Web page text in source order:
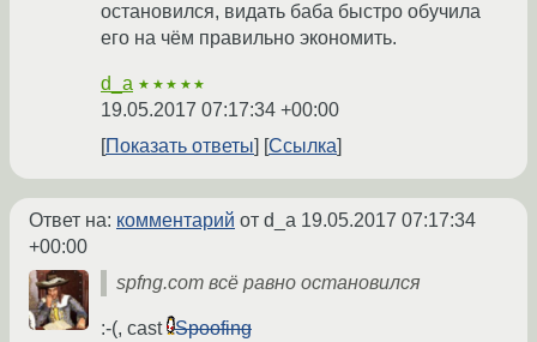
остановился, видать баба быстро обучила
его на чём правильно экономить.
d_a ★★★★★
19.05.2017 07:17:34 +00:00
Показать ответы
Ссылка
Ответ на: комментарий от d_a 19.05.2017 07:17:34
+00:00
spfng.com всё равно остановился
:-(, cast Spoofing